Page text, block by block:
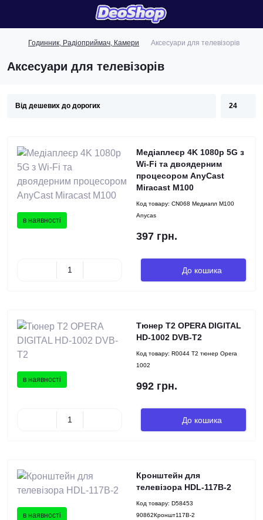
Годинник, Радіоприймач, Камери Аксесуари для телевізорів
Аксесуари для телевізорів
в наявності
Медіаплеєр 4K 1080p 5G з
Wi-Fi та двоядерним
процесором AnyCast
Miracast M100
Код товару: CN068 Медиапл M100
Anycas
397 грн.
До кошика
в наявності
Тюнер Т2 OPERA DIGITAL
HD-1002 DVB-T2
Код товару: R0044 Т2 тюнер Opera
1002
992 грн.
До кошика
в наявності
Кронштейн для
телевізора HDL-117B-2
Код товару: D58453
90862Кроншт117В-2